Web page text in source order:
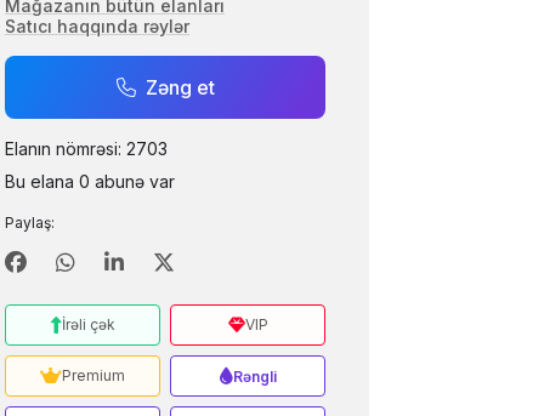
Mağazanın bütün elanları
Satıcı haqqında rəylər
Zəng et
Elanın nömrəsi: 2703
Bu elana 0 abunə var
Paylaş:
İrəli çək VIP
Premium Rəngli